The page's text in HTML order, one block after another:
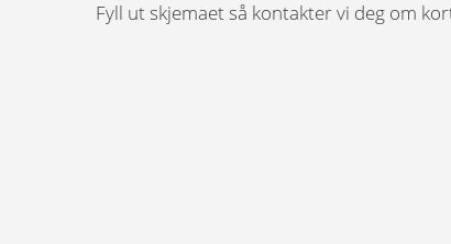
Fyll ut skjemaet så kontakter vi deg om